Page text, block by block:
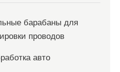
барабаны для
проводов
авто